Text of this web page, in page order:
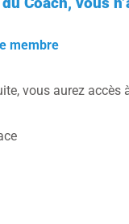
membre
vous aurez accès